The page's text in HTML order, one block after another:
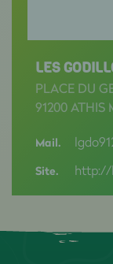
LES
PLACE DU
91200 ATHIS
Mail.
Site. http://